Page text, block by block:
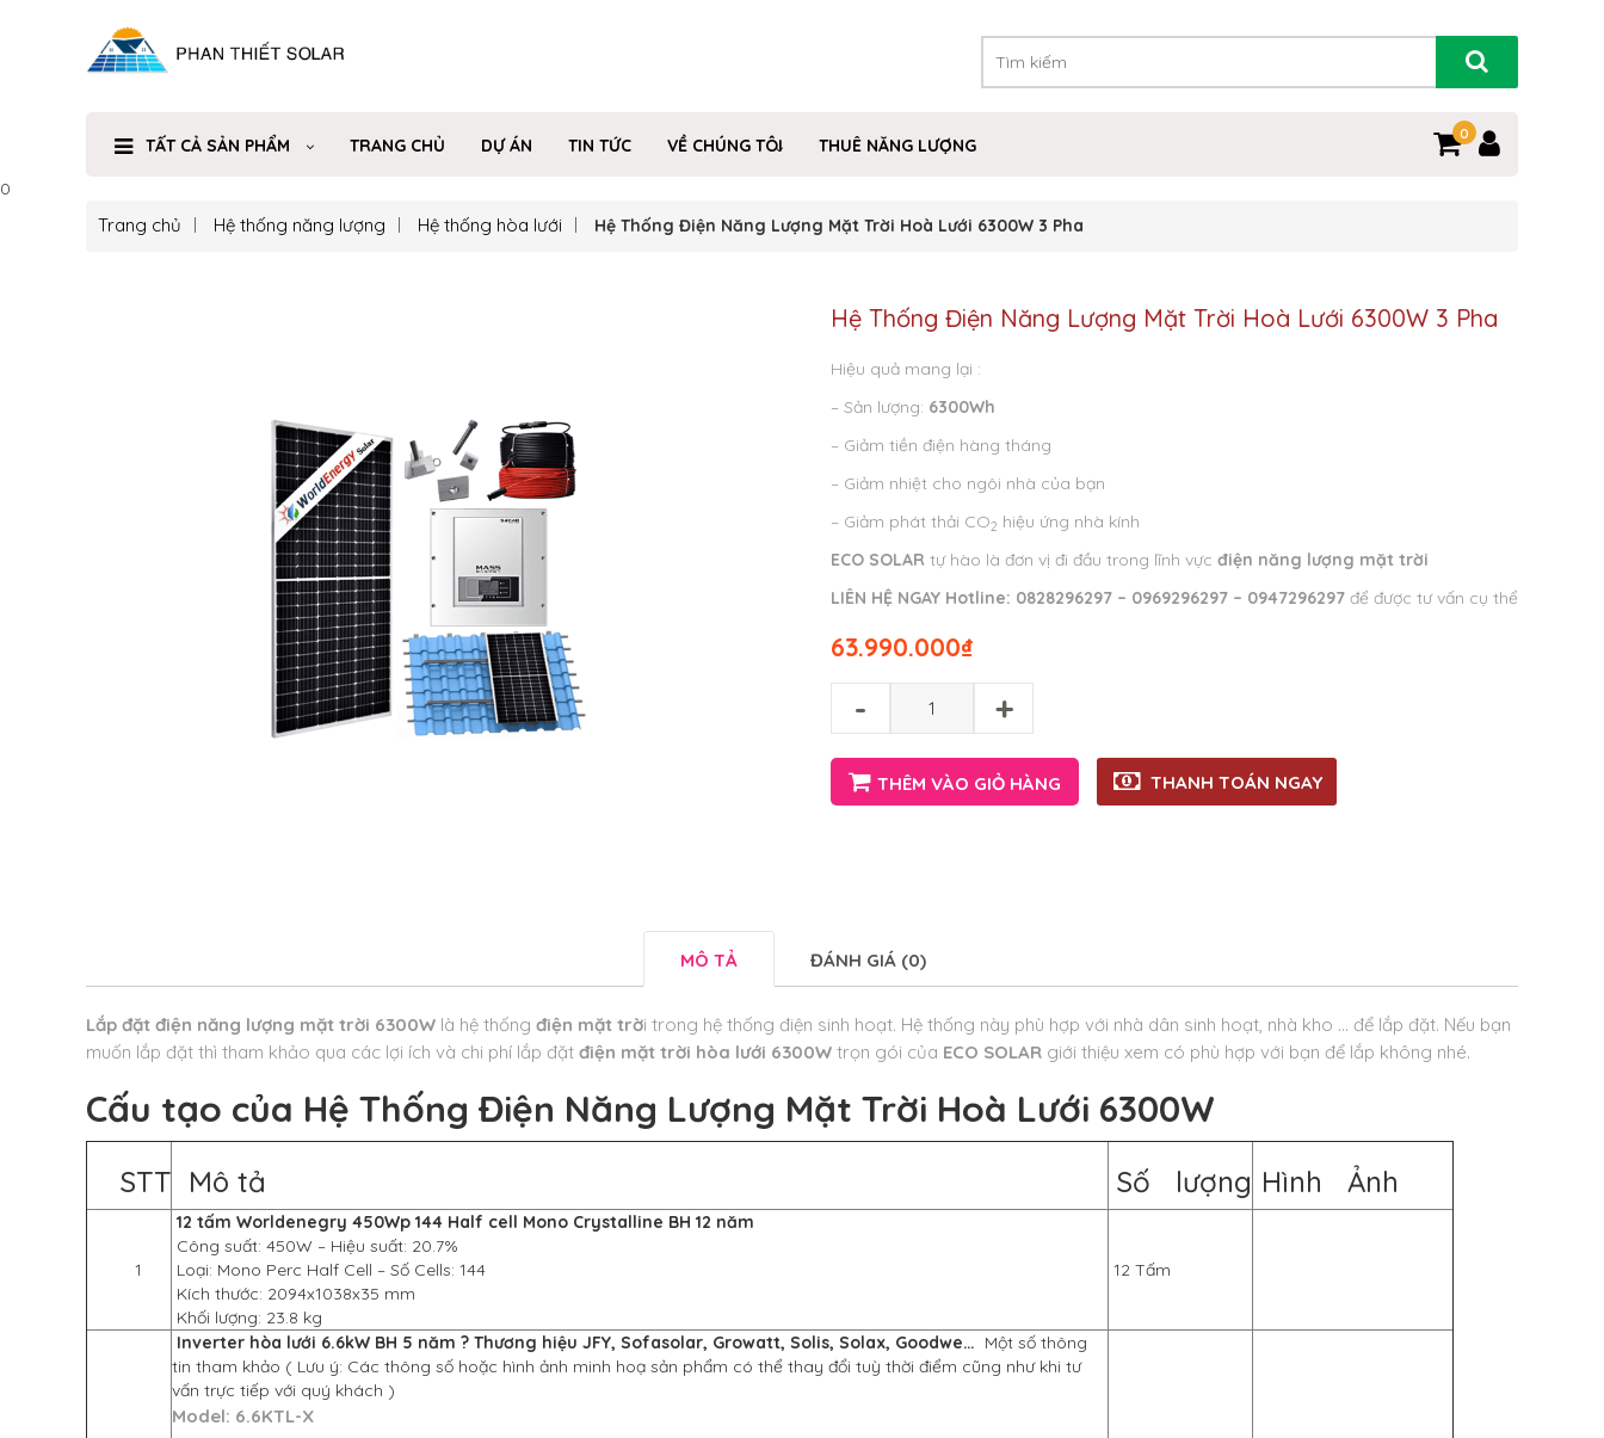
TẤT CẢ SẢN PHẨM TRANG CHỦ DỰ ÁN TIN TỨC VỀ CHÚNG TÔI THUÊ NĂNG LƯỢNG
0
0
Trang chủ Hệ thống năng lượng Hệ thống hòa lưới Hệ Thống Điện Năng Lượng Mặt Trời Hoà Lưới 6300W 3 Pha
Hệ Thống Điện Năng Lượng Mặt Trời Hoà Lưới 6300W 3 Pha
Hiệu quả mang lại :
– Sản lượng: 6300Wh
– Giảm tiền điện hàng tháng
– Giảm nhiệt cho ngôi nhà của bạn
– Giảm phát thải CO2 hiệu ứng nhà kính
ECO SOLAR tự hào là đơn vị đi đầu trong lĩnh vực điện năng lượng mặt trời
LIÊN HỆ NGAY Hotline: 0828296297 – 0969296297 – 0947296297 để được tư vấn cụ thể
₫
63.990.000
- +
THÊM VÀO GIỎ HÀNG THANH TOÁN NGAY
MÔ TẢ ĐÁNH GIÁ (0)
Lắp đặt điện năng lượng mặt trời 6300W là hệ thống điện mặt trời trong hệ thống điện sinh hoạt. Hệ thống này phù hợp với nhà dân sinh hoạt, nhà kho … để lắp đặt. Nếu bạn
muốn lắp đặt thì tham khảo qua các lợi ích và chi phí lắp đặt điện mặt trời hòa lưới 6300W trọn gói của ECO SOLAR giới thiệu xem có phù hợp với bạn để lắp không nhé.
Cấu tạo của Hệ Thống Điện Năng Lượng Mặt Trời Hoà Lưới 6300W
STT Mô tả Số lượng Hình Ảnh
1
12 tấm Worldenegry 450Wp 144 Half cell Mono Crystalline BH 12 năm
Công suất: 450W – Hiệu suất: 20.7%
Loại: Mono Perc Half Cell – Số Cells: 144
Kích thước: 2094x1038x35 mm
Khối lượng: 23.8 kg
12 Tấm
Inverter hòa lưới 6.6kW BH 5 năm ? Thương hiệu JFY, Sofasolar, Growatt, Solis, Solax, Goodwe… Một số thông
tin tham khảo ( Lưu ý: Các thông số hoặc hình ảnh minh hoạ sản phẩm có thể thay đổi tuỳ thời điểm cũng như khi tư
vấn trực tiếp với quý khách )
Model: 6.6KTL-X